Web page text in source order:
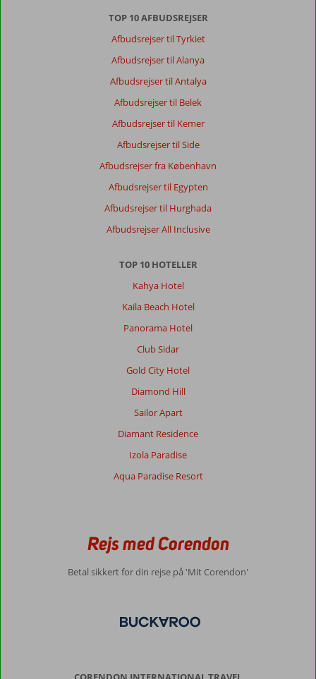
TOP 10 AFBUDSREJSER
Afbudsrejser til Tyrkiet
Afbudsrejser til Alanya
Afbudsrejser til Antalya
Afbudsrejser til Belek
Afbudsrejser til Kemer
Afbudsrejser til Side
Afbudsrejser fra København
Afbudsrejser til Egypten
Afbudsrejser til Hurghada
Afbudsrejser All Inclusive
TOP 10 HOTELLER
Kahya Hotel
Kaila Beach Hotel
Panorama Hotel
Club Sidar
Gold City Hotel
Diamond Hill
Sailor Apart
Diamant Residence
Izola Paradise
Aqua Paradise Resort
Rejs med Corendon
Betal sikkert for din rejse på 'Mit Corendon'